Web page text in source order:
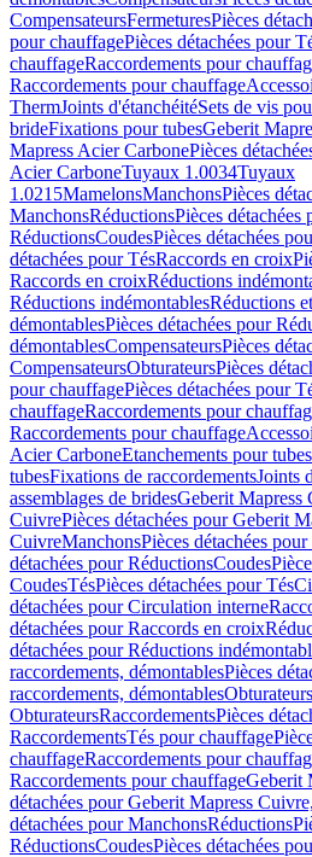
CompensateursFermeturesPièces
pour chauffagePièces détachées pour
chauffageRaccordements pour
Raccordements pour chauffage
ThermJoints d'étanchéitéSets de vis
brideFixations pour tubesGeberit
Mapress Acier CarbonePièces
Acier CarboneTuyaux 1.0034Tuyaux
1.0215MamelonsManchonsPièces
ManchonsRéductionsPièces détachées
RéductionsCoudesPièces détachées
détachées pour TésRaccords en croix
Raccords en croixRéductions
Réductions indémontablesRéductions
démontablesPièces détachées pour
démontablesCompensateursPièces
CompensateursObturateursPièces
pour chauffagePièces détachées pour
chauffageRaccordements pour
Raccordements pour chauffage
Acier CarboneEtanchements pour
tubesFixations de raccordementsJoints
assemblages de bridesGeberit Mapress
CuivrePièces détachées pour Geberit
CuivreManchonsPièces détachées
détachées pour RéductionsCoudes
CoudesTésPièces détachées pour Tés
détachées pour Circulation interne
détachées pour Raccords en croix
détachées pour Réductions
raccordements, démontablesPièces
raccordements, démontablesObturateurs
ObturateursRaccordementsPièces
RaccordementsTés pour chauffage
chauffageRaccordements pour
Raccordements pour chauffageGeberit
détachées pour Geberit Mapress
détachées pour ManchonsRéductions
RéductionsCoudesPièces détachées